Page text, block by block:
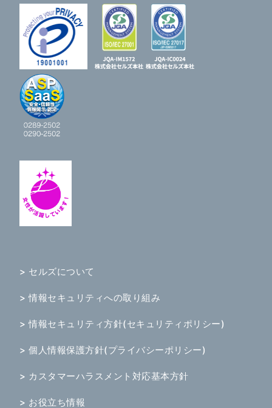
> セルズについて
> 情報セキュリティへの取り組み
> 情報セキュリティ方針(セキュリティポリシー)
> 個人情報保護方針(プライバシーポリシー)
> カスタマーハラスメント対応基本方針
> お役立ち情報